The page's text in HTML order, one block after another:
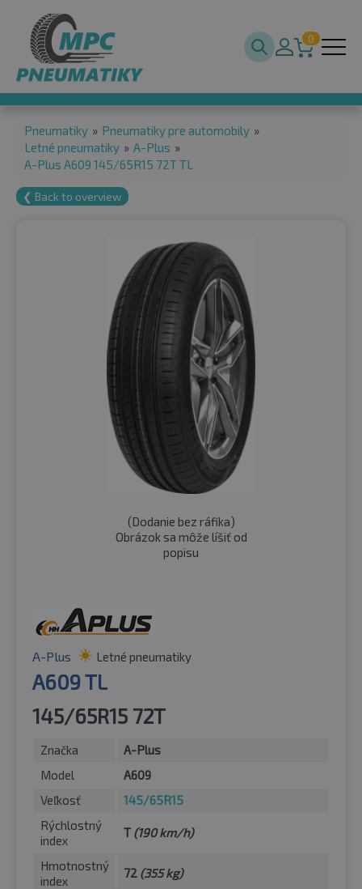
0
Pneumatiky » Pneumatiky pre automobily »
Letné pneumatiky » A-Plus »
A-Plus A609 145/65R15 72T TL
❮ Back to overview
(Dodanie bez ráfika)
Obrázok sa môže líšiť od
popisu
A-Plus Letné pneumatiky
A609 TL
145/65R15 72T
Značka
A-Plus
Model
A609
Veľkosť
145/65R15
Rýchlostný
index
T (190 km/h)
Hmotnostný
index
72 (355 kg)